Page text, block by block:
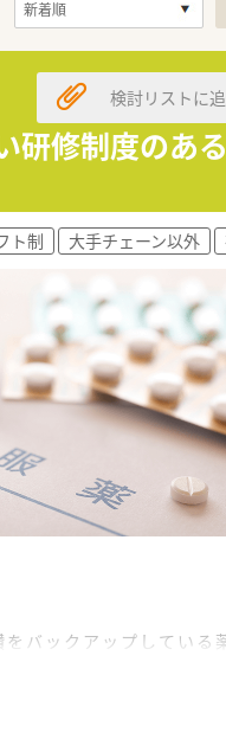
研修制度のあ
検討リストに
ト制 大手チェーン以外
バックアップしている